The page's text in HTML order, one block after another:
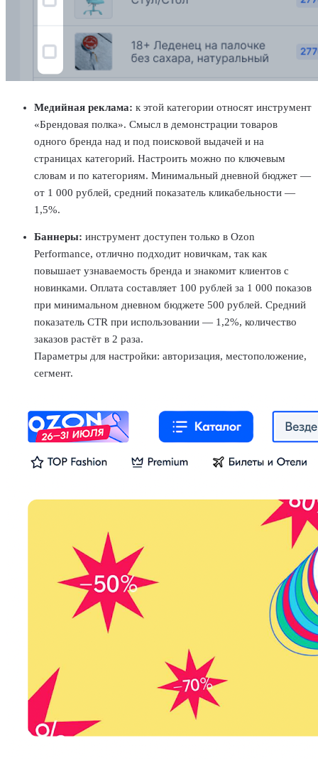
Медийная реклама: к этой категории относят инструмент
«Брендовая полка». Смысл в демонстрации товаров
одного бренда над и под поисковой выдачей и на
страницах категорий. Настроить можно по ключевым
словам и по категориям. Минимальный дневной бюджет —
от 1 000 рублей, средний показатель кликабельности —
1,5%.
Баннеры: инструмент доступен только в Ozon
Performance, отлично подходит новичкам, так как
повышает узнаваемость бренда и знакомит клиентов с
новинками. Оплата составляет 100 рублей за 1 000 показов
при минимальном дневном бюджете 500 рублей. Средний
показатель CTR при использовании — 1,2%, количество
заказов растёт в 2 раза.
Параметры для настройки: авторизация, местоположение,
сегмент.